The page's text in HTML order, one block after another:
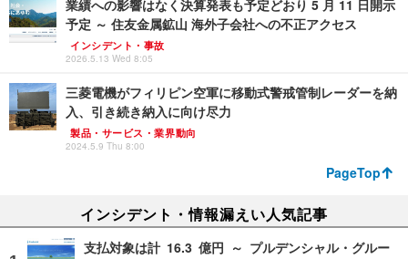
業績への影響はなく決算発表も予定どおり 5 月 11 日開示
予定 ～ 住友金属鉱山 海外子会社への不正アクセス
インシデント・事故
2026.5.13 Wed 8:05
三菱電機がフィリピン空軍に移動式警戒管制レーダーを納
入、引き続き納入に向け尽力
製品・サービス・業界動向
2024.5.9 Thu 8:00
PageTop
インシデント・情報漏えい人気記事
支払対象は計 16.3 億円 ～ プルデンシャル・グルー